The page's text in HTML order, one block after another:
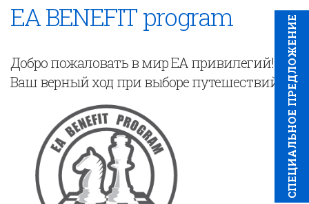
CПЕЦИAЛЬНОЕ ПРЕДЛОЖЕНИЕ
EA BENEFIT program
Добро пожаловать в мир EA привилегий!
Ваш верный ход при выборе путешествий!